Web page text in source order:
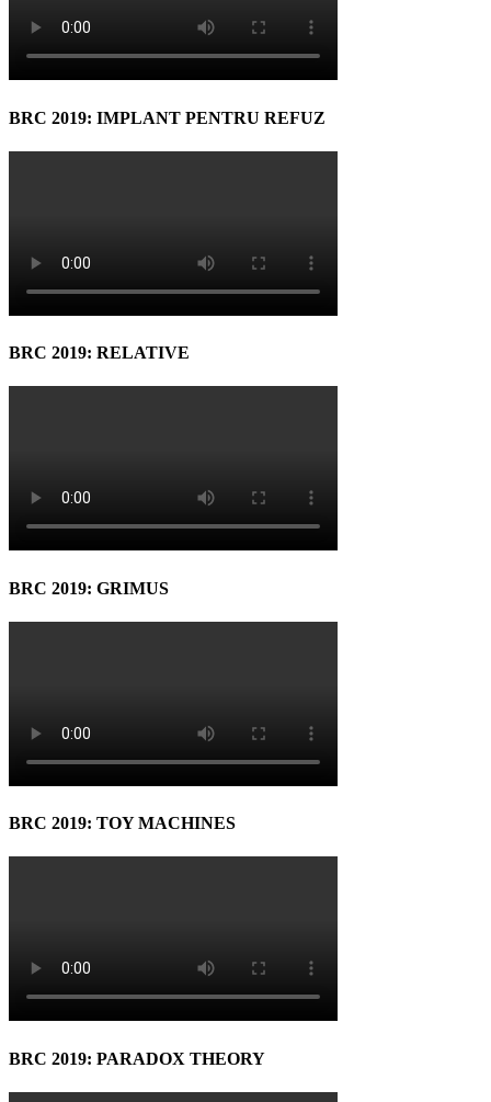
BRC 2019: IMPLANT PENTRU REFUZ
BRC 2019: RELATIVE
BRC 2019: GRIMUS
BRC 2019: TOY MACHINES
BRC 2019: PARADOX THEORY